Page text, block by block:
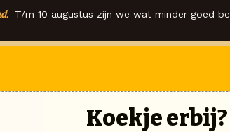
T/m 10 augustus zijn we wat minder goed
Koekje erbij?